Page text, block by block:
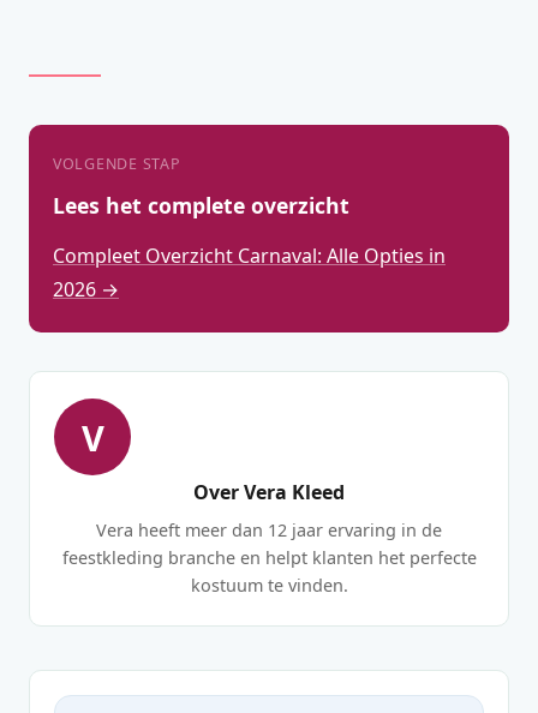
VOLGENDE STAP
Lees het complete overzicht
Compleet Overzicht Carnaval: Alle Opties in
2026 →
V
Over Vera Kleed
Vera heeft meer dan 12 jaar ervaring in de
feestkleding branche en helpt klanten het perfecte
kostuum te vinden.